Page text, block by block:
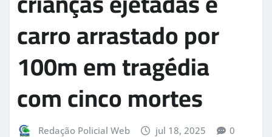
carro arrastado por
100m em tragédia
com cinco mortes
Redação Policial Web jul 18, 2025 0